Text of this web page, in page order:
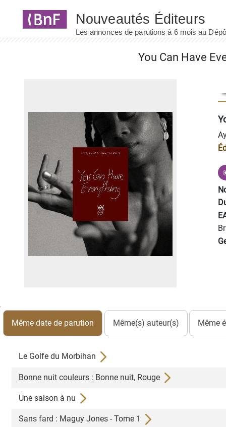
You Can Have
Même date de parution Même(s) auteur(s) Même
Le Golfe du Morbihan
Bonne nuit couleurs : Bonne nuit, Rouge
Une saison à nu
Sans fard : Maguy Jones - Tome 1